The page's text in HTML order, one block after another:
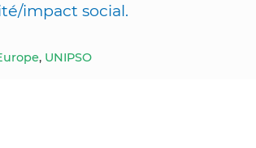
impact social.
, UNIPSO